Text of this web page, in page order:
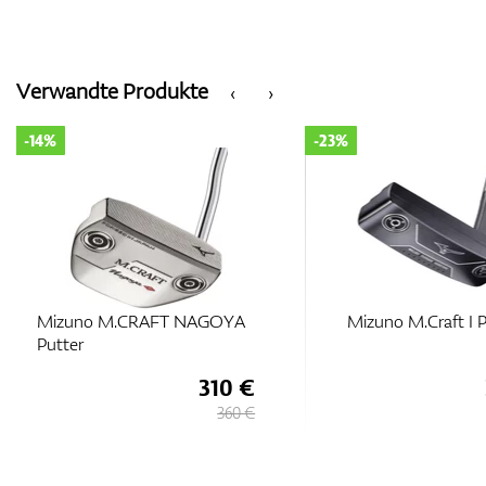
‹
Verwandte Produkte ›
Mizuno M.CRAFT NAGOYA
Putter
-14%
310 €
360 €
Mizuno M.Craft I
-23%